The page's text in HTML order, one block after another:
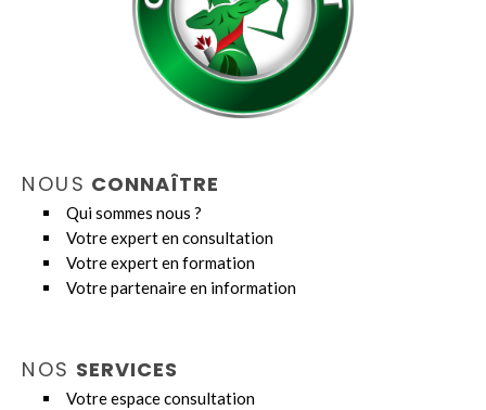
NOUS CONNAÎTRE
Qui sommes nous ?
Votre expert en consultation
Votre expert en formation
Votre partenaire en information
NOS SERVICES
Votre espace consultation